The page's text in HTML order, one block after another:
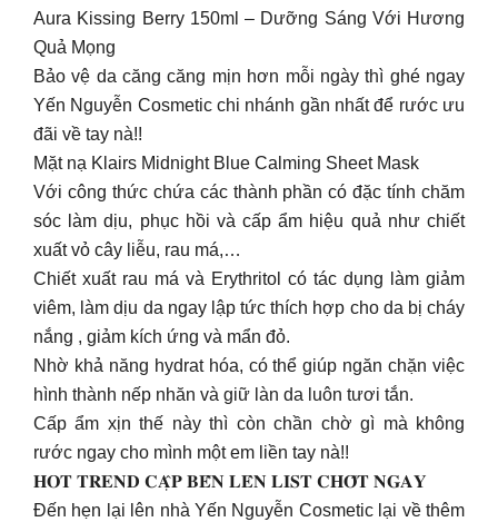
Aura Kissing Berry 150ml – Dưỡng Sáng Với Hương
Quả Mọng
Bảo vệ da căng căng mịn hơn mỗi ngày thì ghé ngay
Yến Nguyễn Cosmetic chi nhánh gần nhất để rước ưu
đãi về tay nà!!
Mặt nạ Klairs Midnight Blue Calming Sheet Mask
Với công thức chứa các thành phần có đặc tính chăm
sóc làm dịu, phục hồi và cấp ẩm hiệu quả như chiết
xuất vỏ cây liễu, rau má,…
Chiết xuất rau má và Erythritol có tác dụng làm giảm
viêm, làm dịu da ngay lập tức thích hợp cho da bị cháy
nắng , giảm kích ứng và mẩn đỏ.
Nhờ khả năng hydrat hóa, có thể giúp ngăn chặn việc
hình thành nếp nhăn và giữ làn da luôn tươi tắn.
Cấp ẩm xịn thế này thì còn chần chờ gì mà không
rước ngay cho mình một em liền tay nà!!
𝐇𝐎𝐓 𝐓𝐑𝐄𝐍𝐃 𝐂𝐀̣̂𝐏 𝐁𝐄̂́𝐍 𝐋𝐄̂𝐍 𝐋𝐈𝐒𝐓 𝐂𝐇𝐎̂́𝐓 𝐍𝐆𝐀𝐘 ️
Đến hẹn lại lên nhà Yến Nguyễn Cosmetic lại về thêm